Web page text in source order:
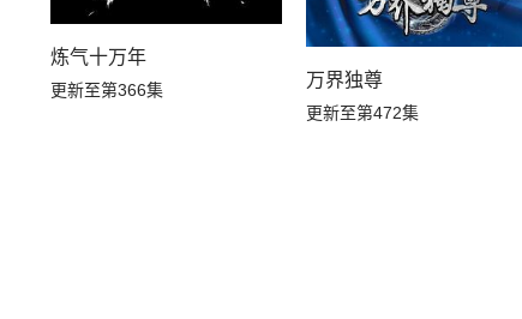
炼气十万年
更新至第366集 万界独尊
更新至第472集